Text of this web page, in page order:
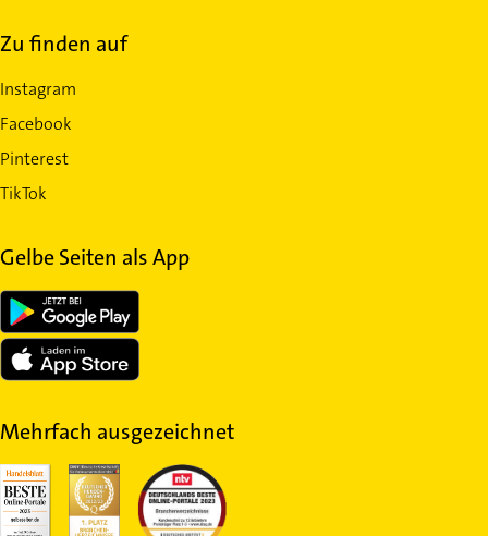
Zu finden auf
Instagram
Facebook
Pinterest
TikTok
Gelbe Seiten als App
Mehrfach ausgezeichnet